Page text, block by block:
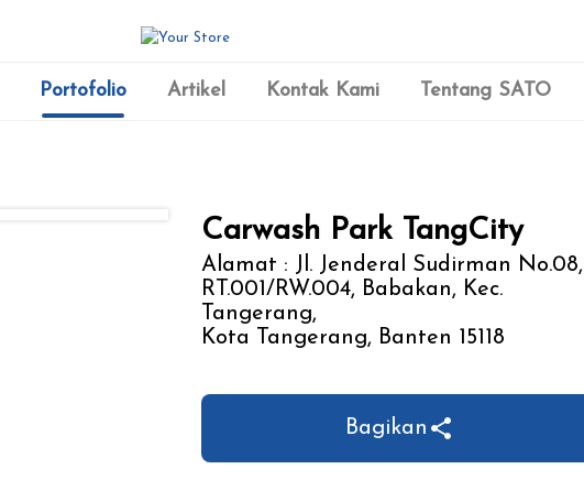
Portofolio Artikel Kontak Kami Tentang SATO
Carwash Park TangCity
Alamat : Jl. Jenderal Sudirman No.08,
RT.001/RW.004, Babakan, Kec.
Tangerang,
Kota Tangerang, Banten 15118
Bagikan share